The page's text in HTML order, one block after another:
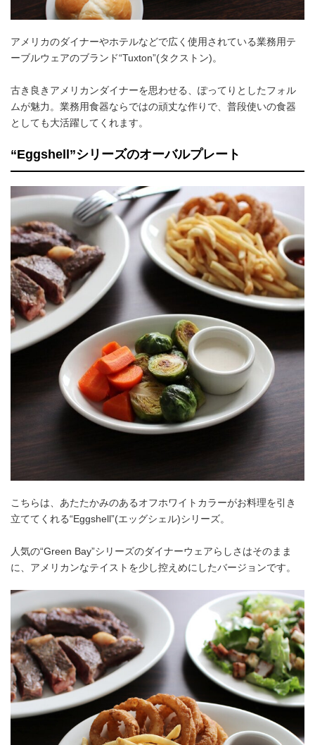
アメリカのダイナーやホテルなどで広く使用されている業務用テ
ーブルウェアのブランド“Tuxton”(タクストン)。
古き良きアメリカンダイナーを思わせる、ぽってりとしたフォル
ムが魅力。業務用食器ならではの頑丈な作りで、普段使いの食器
としても大活躍してくれます。
“Eggshell”シリーズのオーバルプレート
こちらは、あたたかみのあるオフホワイトカラーがお料理を引き
立ててくれる“Eggshell”(エッグシェル)シリーズ。
人気の“Green Bay”シリーズのダイナーウェアらしさはそのまま
に、アメリカンなテイストを少し控えめにしたバージョンです。